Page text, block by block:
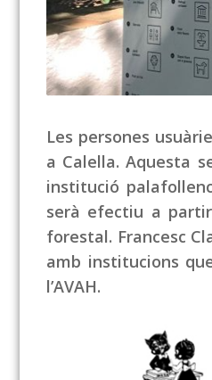
Les persones
a Calella. Aquesta
institució
serà efectiu a
forestal. Francesc
amb institucions
l’AVAH.